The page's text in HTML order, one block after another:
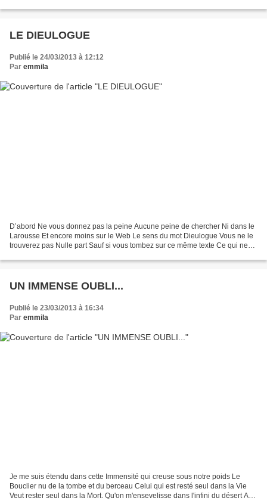
LE DIEULOGUE
Publié le 24/03/2013 à 12:12
Par emmila
D’abord Ne vous donnez pas la peine Aucune peine de chercher Ni dans le
Larousse Et encore moins sur le Web Le sens du mot Dieulogue Vous ne le
trouverez pas Nulle part Sauf si vous tombez sur ce même texte Ce qui ne
UN IMMENSE OUBLI...
Publié le 23/03/2013 à 16:34
Par emmila
Je me suis étendu dans cette Immensité qui creuse sous notre poids Le
Bouclier nu de la tombe et du berceau Celui qui est resté seul dans la Vie
Veut rester seul dans la Mort. Qu'on m'ensevelisse dans l'infini du désert A